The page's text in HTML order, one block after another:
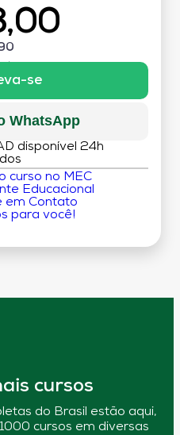
se
WhatsApp
disponível 24h
curso no MEC
Educacional
em Contato
para você!
cursos
do Brasil estão aqui,
cursos em diversas